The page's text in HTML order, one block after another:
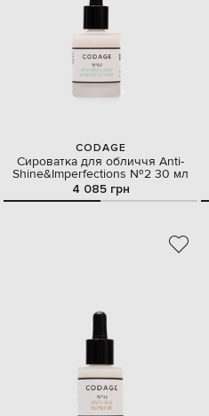
CODAGE
Сироватка для обличчя Anti-
Shine&Imperfections №2 30 мл
4 085 грн